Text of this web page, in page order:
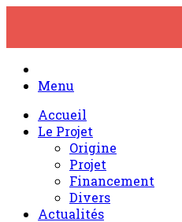
content
Menu
Accueil
Le Projet
Origine
Projet
Financement
Divers
Actualités